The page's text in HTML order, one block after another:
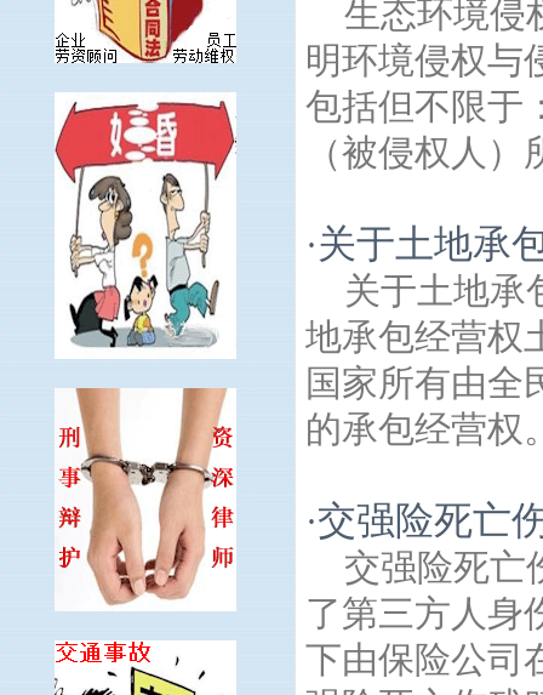
生态环境侵
明环境侵权与
包括但不限于
（被侵权人
·关于土地承
关于土地承
地承包经营权
国家所有由全
的承包经营权
·交强险死亡
交强险死亡
了第三方人身
下由保险公司